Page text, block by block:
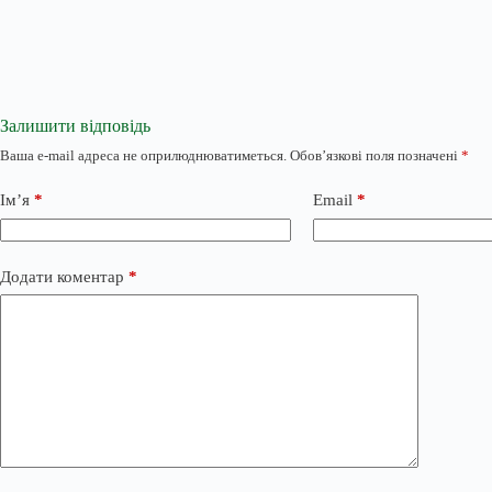
Залишити відповідь
Ваша e-mail адреса не оприлюднюватиметься. Обов’язкові поля позначені *
Ім’я * Email *
Додати коментар *